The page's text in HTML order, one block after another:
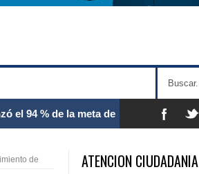
nueva frecuencia
de
ATENCION CIUDADANIA